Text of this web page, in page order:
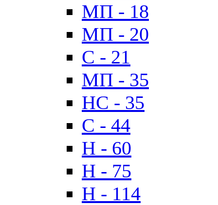
МП - 18
МП - 20
C - 21
МП - 35
HC - 35
C - 44
H - 60
H - 75
H - 114